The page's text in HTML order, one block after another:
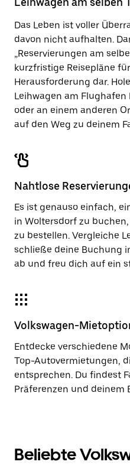
zu
Das Leben ist voller
davon nicht aufhalten.
„Reservierungen am
kurzfristige Reisepläne
Herausforderung dar.
Leihwagen am
oder an einem anderen
auf den Weg zu deinem
Nahtlose
Es ist genauso einfach,
in Woltersdorf zu
zu bestellen. Vergleiche
schließe deine Buchung
ab und freu dich auf ein
Volkswagen-
Entdecke verschiedene
Top-Autovermietungen,
entsprechen. Du findest
Präferenzen und deinem
Beliebte